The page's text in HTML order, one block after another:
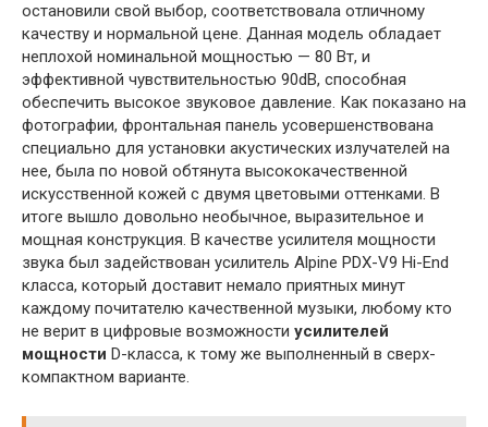
остановили свой выбор, соответствовала отличному
качеству и нормальной цене. Данная модель обладает
неплохой номинальной мощностью — 80 Вт, и
эффективной чувствительностью 90dB, способная
обеспечить высокое звуковое давление. Как показано на
фотографии, фронтальная панель усовершенствована
специально для установки акустических излучателей на
нее, была по новой обтянута высококачественной
искусственной кожей с двумя цветовыми оттенками. В
итоге вышло довольно необычное, выразительное и
мощная конструкция. В качестве усилителя мощности
звука был задействован усилитель Alpine PDX-V9 Hi-End
класса, который доставит немало приятных минут
каждому почитателю качественной музыки, любому кто
не верит в цифровые возможности усилителей
мощности D-класса, к тому же выполненный в сверх-
компактном варианте.